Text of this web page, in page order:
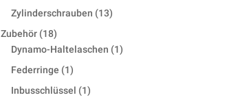
Zylinderschrauben 1313
Zubehör 1818
products
Dynamo-Haltelaschen 11
Federringe 11
product
Inbusschlüssel 11